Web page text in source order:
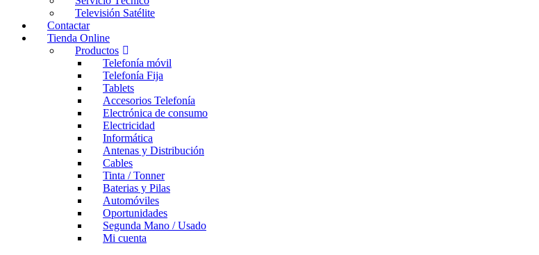
Televisión Satélite
Contactar
Tienda Online
Productos
Telefonía móvil
Telefonía Fija
Tablets
Accesorios Telefonía
Electrónica de consumo
Electricidad
Informática
Antenas y Distribución
Cables
Tinta / Tonner
Baterias y Pilas
Automóviles
Oportunidades
Segunda Mano / Usado
Mi cuenta